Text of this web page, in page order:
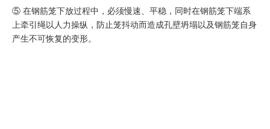
⑤ 在钢筋笼下放过程中，必须慢速、平稳，同时在钢筋笼下端系
上牵引绳以人力操纵，防止笼抖动而造成孔壁坍塌以及钢筋笼自身
产生不可恢复的变形。